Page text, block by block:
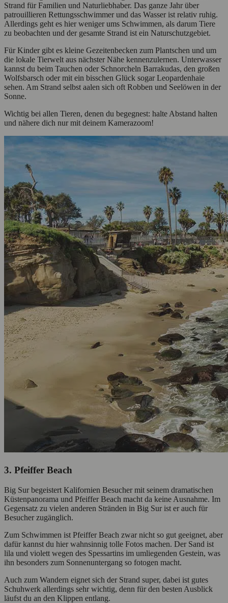
Strand für Familien und Naturliebhaber. Das ganze Jahr über
patrouillieren Rettungsschwimmer und das Wasser ist relativ ruhig.
Allerdings geht es hier weniger ums Schwimmen, als darum Tiere
zu beobachten und der gesamte Strand ist ein Naturschutzgebiet.
Für Kinder gibt es kleine Gezeitenbecken zum Plantschen und um
die lokale Tierwelt aus nächster Nähe kennenzulernen. Unterwasser
kannst du beim Tauchen oder Schnorcheln Barrakudas, den großen
Wolfsbarsch oder mit ein bisschen Glück sogar Leopardenhaie
sehen. Am Strand selbst aalen sich oft Robben und Seelöwen in der
Sonne.
Wichtig bei allen Tieren, denen du begegnest: halte Abstand halten
und nähere dich nur mit deinem Kamerazoom!
3. Pfeiffer Beach
Big Sur begeistert Kalifornien Besucher mit seinem dramatischen
Küstenpanorama und Pfeiffer Beach macht da keine Ausnahme. Im
Gegensatz zu vielen anderen Stränden in Big Sur ist er auch für
Besucher zugänglich.
Zum Schwimmen ist Pfeiffer Beach zwar nicht so gut geeignet, aber
dafür kannst du hier wahnsinnig tolle Fotos machen. Der Sand ist
lila und violett wegen des Spessartins im umliegenden Gestein, was
ihn besonders zum Sonnenuntergang so fotogen macht.
Auch zum Wandern eignet sich der Strand super, dabei ist gutes
Schuhwerk allerdings sehr wichtig, denn für den besten Ausblick
läufst du an den Klippen entlang.